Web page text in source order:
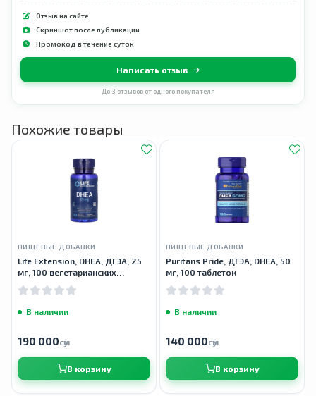
Отзыв на сайте
Скриншот после публикации
Промокод в течение суток
Написать отзыв
До 3 отзывов от одного покупателя
Похожие товары
ПИЩЕВЫЕ ДОБАВКИ
Life Extension, DHEA, ДГЭА, 25
мг, 100 вегетарианских
В наличии
190 000сӯм
В корзину
ПИЩЕВЫЕ ДОБАВКИ
Puritans Pride, ДГЭА, DHEA, 50
мг, 100 таблеток
В наличии
140 000сӯм
В корзину